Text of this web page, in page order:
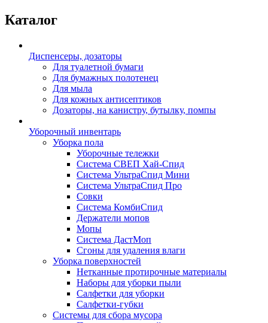
Каталог
Диспенсеры, дозаторы
Для туалетной бумаги
Для бумажных полотенец
Для мыла
Для кожных антисептиков
Дозаторы, на канистру, бутылку, помпы
Уборочный инвентарь
Уборка пола
Уборочные тележки
Система СВЕП Хай-Спид
Система УльтраСпид Мини
Система УльтраСпид Про
Совки
Система КомбиСпид
Держатели мопов
Мопы
Система ДастМоп
Сгоны для удаления влаги
Уборка поверхностей
Нетканные протирочные материалы
Наборы для уборки пыли
Салфетки для уборки
Салфетки-губки
Системы для сбора мусора